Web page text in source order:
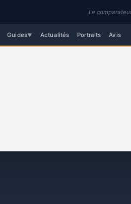
Le
Guides▼ Actualités Portraits Avis